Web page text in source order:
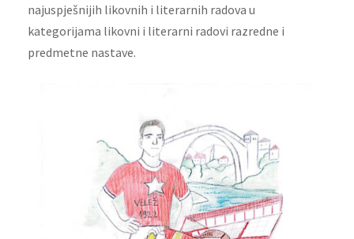
najuspješnijih likovnih i literarnih radova u
kategorijama likovni i literarni radovi razredne i
predmetne nastave.